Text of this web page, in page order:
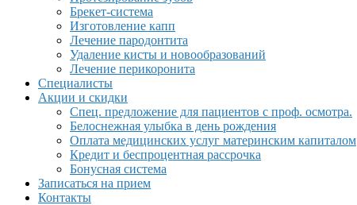
Брекет-система
Изготовление капп
Лечение пародонтита
Удаление кисты и новообразований
Лечение перикоронита
Специалисты
Акции и скидки
Спец. предложение для пациентов с проф. осмотра.
Белоснежная улыбка в день рождения
Оплата медицинских услуг материнским капиталом
Кредит и беспроцентная рассрочка
Бонусная система
Записаться на прием
Контакты